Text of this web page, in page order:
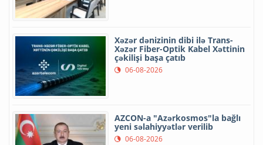
Xəzər dənizinin dibi ilə Trans-
Xəzər Fiber-Optik Kabel Xəttinin
çəkilişi başa çatıb
06-08-2026
AZCON-a "Azərkosmos"la bağlı
yeni səlahiyyətlər verilib
06-08-2026